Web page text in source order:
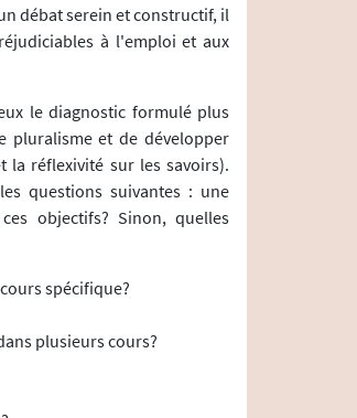
débat serein et constructif, il
à l'emploi et aux
le diagnostic formulé plus
pluralisme et de développer
réflexivité sur les savoirs).
questions suivantes : une
objectifs? Sinon, quelles
spécifique?
plusieurs cours?